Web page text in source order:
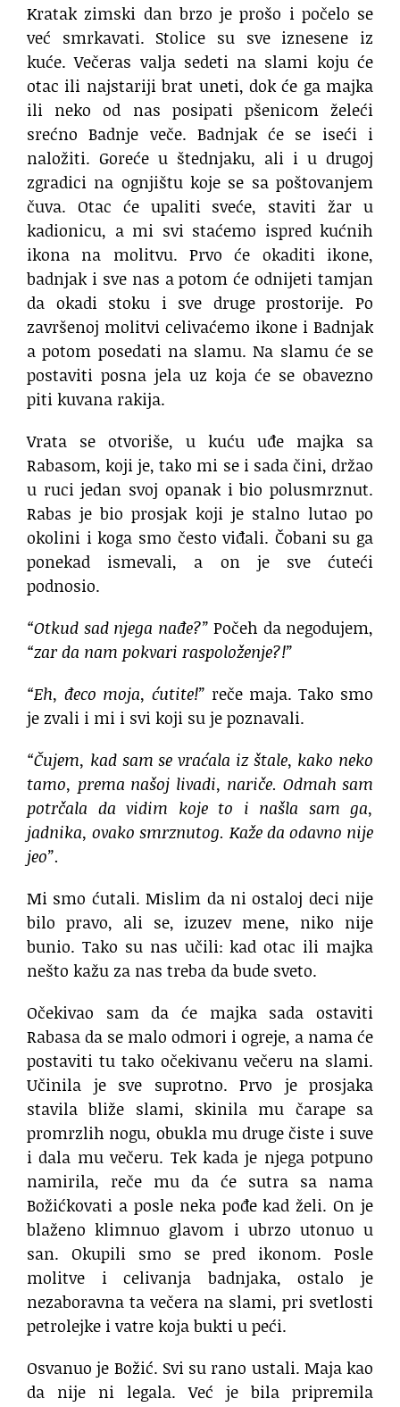
Kratak zimski dan brzo je prošo i počelo se
već smrkavati. Stolice su sve iznesene iz
kuće. Večeras valja sedeti na slami koju će
otac ili najstariji brat uneti, dok će ga majka
ili neko od nas posipati pšenicom želeći
srećno Badnje veče. Badnjak će se iseći i
naložiti. Goreće u štednjaku, ali i u drugoj
zgradici na ognjištu koje se sa poštovanjem
čuva. Otac će upaliti sveće, staviti žar u
kadionicu, a mi svi staćemo ispred kućnih
ikona na molitvu. Prvo će okaditi ikone,
badnjak i sve nas a potom će odnijeti tamjan
da okadi stoku i sve druge prostorije. Po
završenoj molitvi celivaćemo ikone i Badnjak
a potom posedati na slamu. Na slamu će se
postaviti posna jela uz koja će se obavezno
piti kuvana rakija.
Vrata se otvoriše, u kuću uđe majka sa
Rabasom, koji je, tako mi se i sada čini, držao
u ruci jedan svoj opanak i bio polusmrznut.
Rabas je bio prosjak koji je stalno lutao po
okolini i koga smo često viđali. Čobani su ga
ponekad ismevali, a on je sve ćuteći
podnosio.
“Otkud sad njega nađe?” Počeh da negodujem,
“zar da nam pokvari raspoloženje?!”
“Eh, đeco moja, ćutite!” reče maja. Tako smo
je zvali i mi i svi koji su je poznavali.
“Čujem, kad sam se vraćala iz štale, kako neko
tamo, prema našoj livadi, nariče. Odmah sam
potrčala da vidim koje to i našla sam ga,
jadnika, ovako smrznutog. Kaže da odavno nije
jeo”.
Mi smo ćutali. Mislim da ni ostaloj deci nije
bilo pravo, ali se, izuzev mene, niko nije
bunio. Tako su nas učili: kad otac ili majka
nešto kažu za nas treba da bude sveto.
Očekivao sam da će majka sada ostaviti
Rabasa da se malo odmori i ogreje, a nama će
postaviti tu tako očekivanu večeru na slami.
Učinila je sve suprotno. Prvo je prosjaka
stavila bliže slami, skinila mu čarape sa
promrzlih nogu, obukla mu druge čiste i suve
i dala mu večeru. Tek kada je njega potpuno
namirila, reče mu da će sutra sa nama
Božićkovati a posle neka pođe kad želi. On je
blaženo klimnuo glavom i ubrzo utonuo u
san. Okupili smo se pred ikonom. Posle
molitve i celivanja badnjaka, ostalo je
nezaboravna ta večera na slami, pri svetlosti
petrolejke i vatre koja bukti u peći.
Osvanuo je Božić. Svi su rano ustali. Maja kao
da nije ni legala. Već je bila pripremila